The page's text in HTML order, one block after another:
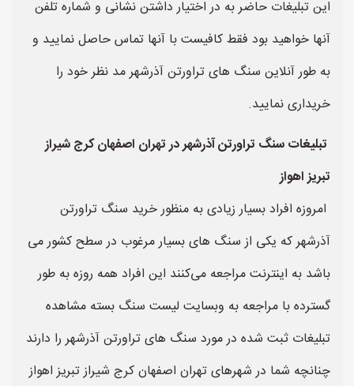
این تبلیغات حاضر به در اختیار داشتن نشانی و شماره تلفن
آنها خواهید بود فقط کافیست با آنها تماس حاصل نمایید و
به طور آنلاین سنگ های تراورتن آذرشهر مد نظر خود را
خریداری نمایید.
تبلیغات سنگ تراورتن آذرشهر در تهران اصفهان کرج شیراز
تبریز اهواز
امروزه افراد بسیار زیادی به منظور خرید سنگ تراورتن
آذرشهر که یکی از سنگ های بسیار مرغوب در سطح کشور می
باشد به اینترنت مراجعه می‌کنند این افراد همه روزه به طور
گسترده با مراجعه به وبسایت لیست سنگ بسته مشاهده
تبلیغات ثبت شده در مورد سنگ های تراورتن آذرشهر را دارند
چنانچه شما در شهرهای تهران اصفهان کرج شیراز تبریز اهواز